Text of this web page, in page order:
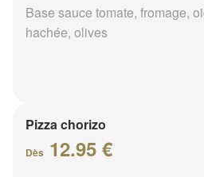
Base sauce tomate, fromage,
hachée, olives
Pizza chorizo
Dès 12.95 €